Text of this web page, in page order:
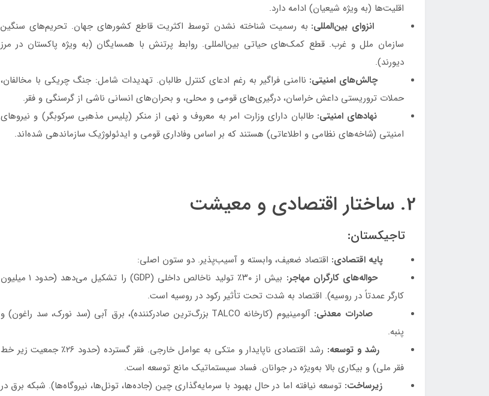
اقلیت‌ها (به ویژه شیعیان) ادامه دارد.
انزوای بین‌المللی: به رسمیت شناخته نشدن توسط اکثریت قاطع کشورهای جهان. تحریم‌های سنگین
سازمان ملل و غرب. قطع کمک‌های حیاتی بین‌المللی. روابط پرتنش با همسایگان (به ویژه پاکستان در مرز
دیورند).
چالش‌های امنیتی: ناامنی فراگیر به رغم ادعای کنترل طالبان. تهدیدات شامل: جنگ چریکی با مخالفان،
حملات تروریستی داعش خراسان، درگیری‌های قومی و محلی، و بحران‌های انسانی ناشی از گرسنگی و فقر.
نهادهای امنیتی: طالبان دارای وزارت امر به معروف و نهی از منکر (پلیس مذهبی سرکوبگر) و نیروهای
امنیتی (شاخه‌های نظامی و اطلاعاتی) هستند که بر اساس وفاداری قومی و ایدئولوژیک سازماندهی شده‌اند.
2. ساختار اقتصادی و معیشت
تاجیکستان:
پایه اقتصادی: اقتصاد ضعیف، وابسته و آسیب‌پذیر. دو ستون اصلی:
حواله‌های کارگران مهاجر:
بیش از ۳۰٪ تولید ناخالص داخلی (GDP) را تشکیل می‌دهد (حدود ۱ میلیون
کارگر عمدتاً در روسیه). اقتصاد به شدت تحت تأثیر رکود در روسیه است.
صادرات معدنی:
آلومینیوم (کارخانه TALCO بزرگ‌ترین صادرکننده)، برق آبی (سد نورک، سد راغون) و
پنبه.
رشد و توسعه:
رشد اقتصادی ناپایدار و متکی به عوامل خارجی. فقر گسترده (حدود ۲۶٪ جمعیت زیر خط
فقر ملی) و بیکاری بالا به‌ویژه در جوانان. فساد سیستماتیک مانع توسعه است.
زیرساخت: توسعه نیافته اما در حال بهبود با سرمایه‌گذاری چین (جاده‌ها، تونل‌ها، نیروگاه‌ها). شبکه برق در